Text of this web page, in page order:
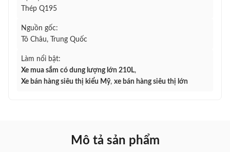
Thép Q195
Nguồn gốc:
Tô Châu, Trung Quốc
Làm nổi bật:
Xe mua sắm có dung lượng lớn 210L,
Xe bán hàng siêu thị kiểu Mỹ, xe bán hàng siêu thị lớn
Mô tả sản phẩm